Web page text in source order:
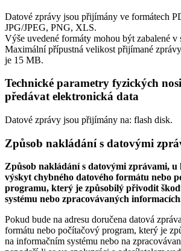
Datové zprávy jsou přijímány ve formátech
JPG/JPEG, PNG, XLS.
Výše uvedené formáty mohou být zabalené v
Maximální přípustná velikost přijímané
je 15 MB.
Technické parametry fyzických
předávat elektronická data
Datové zprávy jsou přijímány na: flash disk.
Způsob nakládání s datovými
Způsob nakládání s datovými zprávami,
výskyt chybného datového formátu nebo
programu, který je způsobilý přivodit
systému nebo zpracovávaných
Pokud bude na adresu doručena datová
formátu nebo počítačový program, který je
na informačním systému nebo na